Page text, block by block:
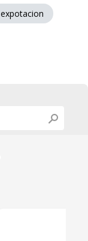
expotacion